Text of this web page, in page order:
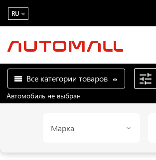
RU
Все категории товаров
Автомобиль не выбран
Марка